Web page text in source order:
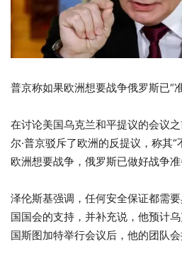
普京称如果欧洲想要战争俄罗斯已“
在讨论美国乌克兰和平提议的会议
尔·普京驳斥了欧洲的反提议，称其
欧洲想要战争，俄罗斯已做好战争准
泽伦斯基强调，任何安全保证都需
国国会的支持，并补充说，他预计
国斯图加特举行会议后，他的团队会